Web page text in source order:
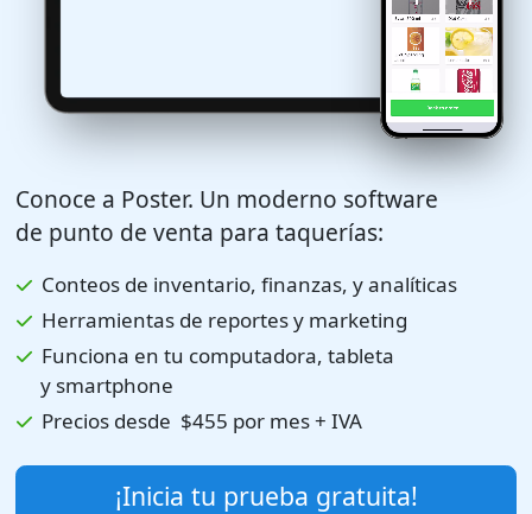
Conoce a Poster. Un moderno software
de punto de venta para taquerías:
Conteos de inventario, finanzas, y analíticas
Herramientas de reportes y marketing
Funciona en tu computadora, tableta
y smartphone
Precios desde $455 por mes + IVA
¡Inicia tu prueba gratuita!